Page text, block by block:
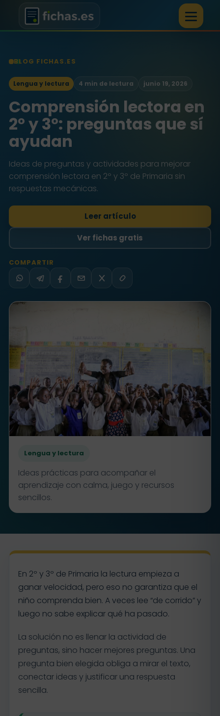
BLOG FICHAS.ES
Lengua y lectura 4 min de lectura junio 19, 2026
Comprensión lectora en
2º y 3º: preguntas que sí
ayudan
Ideas de preguntas y actividades para mejorar
comprensión lectora en 2º y 3º de Primaria sin
respuestas mecánicas.
Leer artículo
Ver fichas gratis
COMPARTIR
WhatsApp
TelegramFacebook
EmailX Copiar
Lengua y lectura
Ideas prácticas para acompañar el
aprendizaje con calma, juego y recursos
sencillos.
En 2º y 3º de Primaria la lectura empieza a
ganar velocidad, pero eso no garantiza que el
niño comprenda bien. A veces lee “de corrido” y
luego no sabe explicar qué ha pasado.
La solución no es llenar la actividad de
preguntas, sino hacer mejores preguntas. Una
pregunta bien elegida obliga a mirar el texto,
conectar ideas y justificar una respuesta
sencilla.